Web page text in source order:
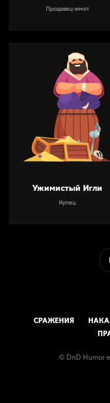
Продавец-жмот
Ужимистый Игли
Купец
СРАЖЕНИЯ
© DnD Humor